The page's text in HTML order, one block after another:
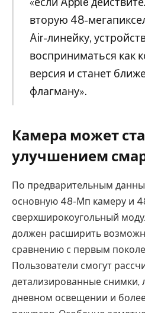
вторую 48-
Air-линейку,
восприниматься как
версия и станет
флагману».
Камера может
улучшением
По предварительным
основную 48-Мп камеру и
сверхширокоугольный
должен расширить
сравнению с первым
Пользователи смогут
детализированные снимки,
дневном освещении и